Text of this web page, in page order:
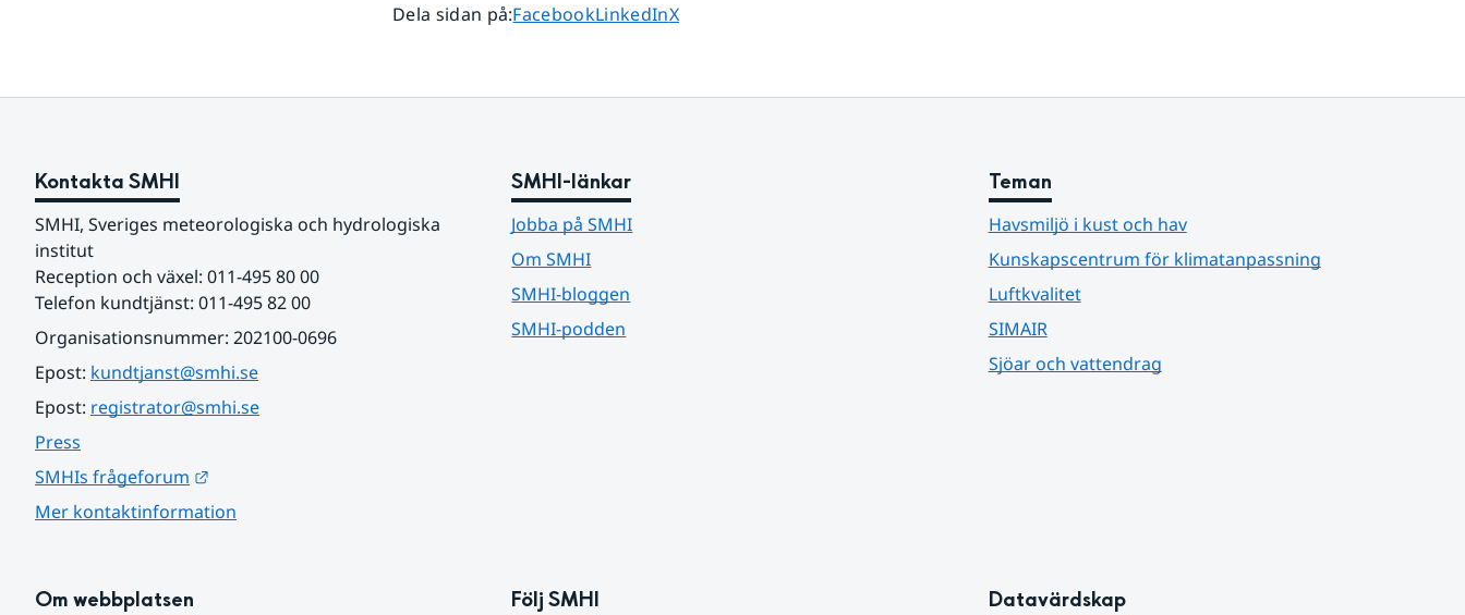
Dela sidan på:Dela sidan på
FacebookDela sidan på
LinkedInDela sidan på
X
Kontakta SMHI
SMHI, Sveriges meteorologiska och hydrologiska
institut
Reception och växel: 011-495 80 00
Telefon kundtjänst: 011-495 82 00
Organisationsnummer: 202100-0696
Epost: kundtjanst@smhi.se
Epost: registrator@smhi.se
Press
SMHIs frågeforum
Mer kontaktinformation
SMHI-länkar
Jobba på SMHI
Om SMHI
SMHI-bloggen
SMHI-podden
Teman
Havsmiljö i kust och hav
Kunskapscentrum för klimatanpassning
Luftkvalitet
SIMAIR
Sjöar och vattendrag
Om webbplatsen Följ SMHI Datavärdskap